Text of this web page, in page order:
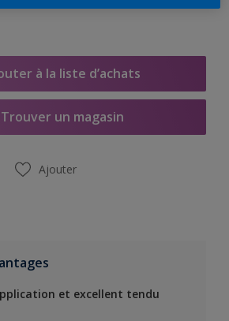
à la liste d’achats
Trouver un magasin
Ajouter
et excellent tendu